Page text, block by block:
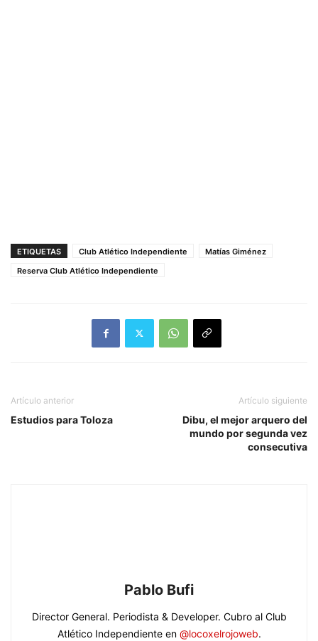
ETIQUETAS Club Atlético Independiente
Matías Giménez
Reserva Club Atlético Independiente
Artículo anterior
Estudios para Toloza
Artículo siguiente
Dibu, el mejor arquero del
mundo por segunda vez
consecutiva
Pablo Bufi
Director General. Periodista & Developer. Cubro al Club
Atlético Independiente en @locoxelrojoweb.